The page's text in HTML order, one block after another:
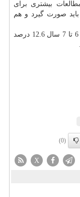
بیشتری برای
صورت گیرد و هم
وی ادامه داد: شیوع آسم در تهران در كودكان 6 تا 7 سال 12.6 درصد
(0)
X